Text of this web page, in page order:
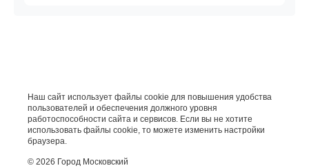
Наш сайт использует файлы cookie для повышения удобства
пользователей и обеспечения должного уровня
работоспособности сайта и сервисов. Если вы не хотите
использовать файлы cookie, то можете изменить настройки
браузера.
© 2026 Город Московский